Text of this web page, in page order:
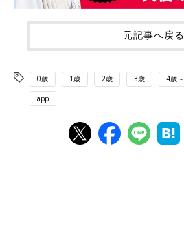
元記事へ戻る
0歳 1歳 2歳 3歳 4歳～
app